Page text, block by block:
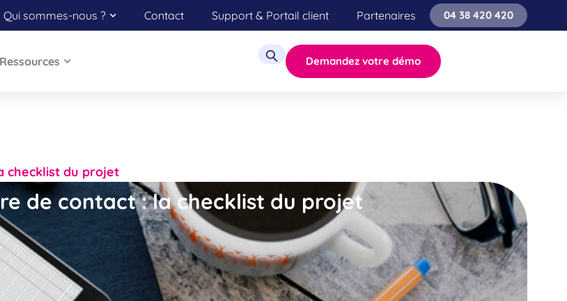
Qui sommes-nous ? Contact Support & Portail client Partenaires 04 38 420 420
Ressources Demandez votre démo
checklist du projet
de contact : la checklist du projet